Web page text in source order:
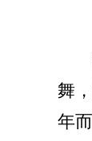
舞
年